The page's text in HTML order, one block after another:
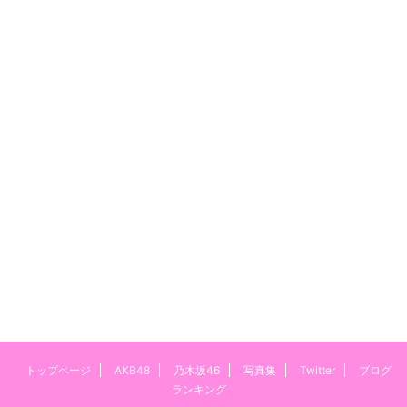
トップページ AKB48 乃木坂46 写真集 Twitter
ブログ
ランキング